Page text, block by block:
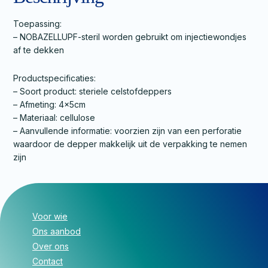
Toepassing:
– NOBAZELLUPF-steril worden gebruikt om injectiewondjes
af te dekken
Productspecificaties:
– Soort product: steriele celstofdeppers
– Afmeting: 4x5cm
– Materiaal: cellulose
– Aanvullende informatie: voorzien zijn van een perforatie
waardoor de depper makkelijk uit de verpakking te nemen
zijn
Voor wie
Ons aanbod
Over ons
Contact